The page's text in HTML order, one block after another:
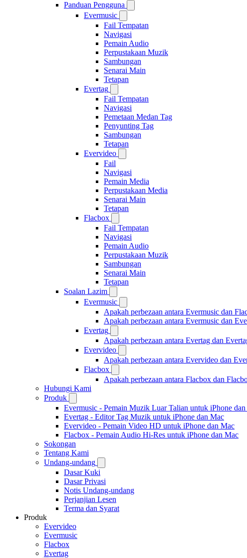
Panduan Pengguna
Evermusic
Fail Tempatan
Navigasi
Pemain Audio
Perpustakaan Muzik
Sambungan
Senarai Main
Tetapan
Evertag
Fail Tempatan
Navigasi
Pemetaan Medan Tag
Penyunting Tag
Sambungan
Tetapan
Evervideo
Fail
Navigasi
Pemain Media
Perpustakaan Media
Senarai Main
Tetapan
Flacbox
Fail Tempatan
Navigasi
Pemain Audio
Perpustakaan Muzik
Sambungan
Senarai Main
Tetapan
Soalan Lazim
Evermusic
Apakah perbezaan antara Evermusic dan
Apakah perbezaan antara Evermusic dan
Evertag
Apakah perbezaan antara Evertag dan
Evervideo
Apakah perbezaan antara Evervideo dan
Flacbox
Apakah perbezaan antara Flacbox dan
Hubungi Kami
Produk
Evermusic - Pemain Muzik Luar Talian untuk iPhone
Evertag - Editor Tag Muzik untuk iPhone dan Mac
Evervideo - Pemain Video HD untuk iPhone dan Mac
Flacbox - Pemain Audio Hi-Res untuk iPhone dan Mac
Sokongan
Tentang Kami
Undang-undang
Dasar Kuki
Dasar Privasi
Notis Undang-undang
Perjanjian Lesen
Terma dan Syarat
Produk
Evervideo
Evermusic
Flacbox
Evertag